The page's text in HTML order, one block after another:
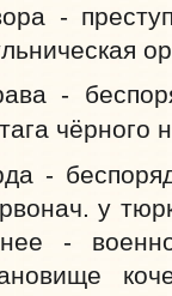
-
-
чёрного
-
у
-